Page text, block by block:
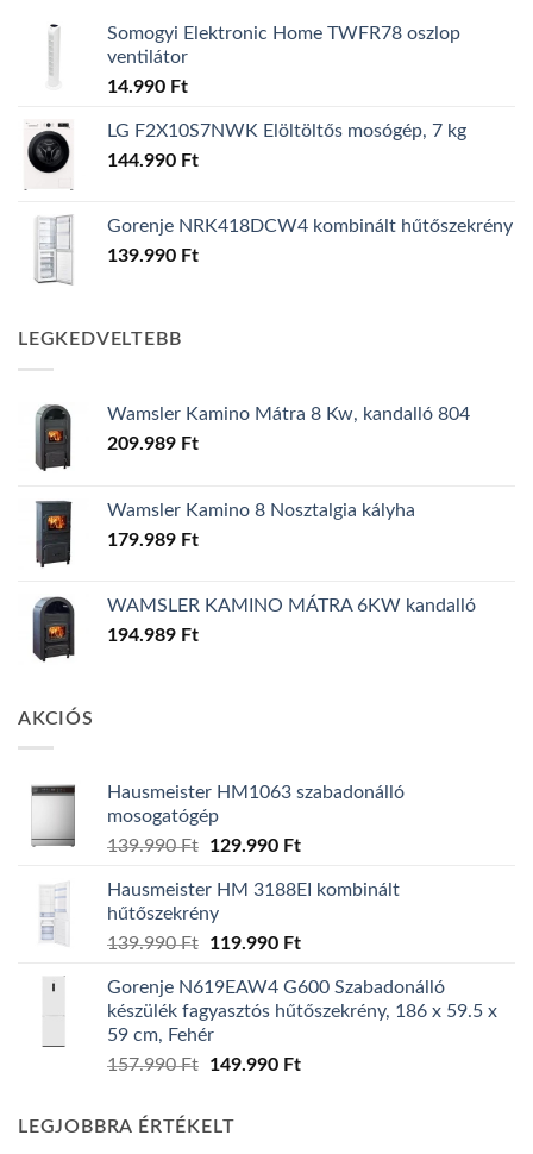
Somogyi Elektronic Home TWFR78 oszlop
ventilátor
14.990 Ft
LG F2X10S7NWK Elöltöltős mosógép, 7 kg
144.990 Ft
Gorenje NRK418DCW4 kombinált hűtőszekrény
139.990 Ft
LEGKEDVELTEBB
Wamsler Kamino Mátra 8 Kw, kandalló 804
209.989 Ft
Wamsler Kamino 8 Nosztalgia kályha
179.989 Ft
WAMSLER KAMINO MÁTRA 6KW kandalló
194.989 Ft
AKCIÓS
Hausmeister HM1063 szabadonálló
mosogatógép
139.990Ft
Original
was:
139.990 Ft.
129.990 FtCurrent
is:
Hausmeister HM 3188EI kombinált
hűtőszekrény
139.990Ft
Original
was:
139.990 Ft.
119.990 FtCurrent
is:
119.990 Ft.
Gorenje N619EAW4 G600 Szabadonálló
készülék fagyasztós hűtőszekrény, 186 x 59.5 x
59 cm, Fehér
157.990Ft
Original
157.990 Ft.
149.990 FtCurrent
LEGJOBBRA ÉRTÉKELT